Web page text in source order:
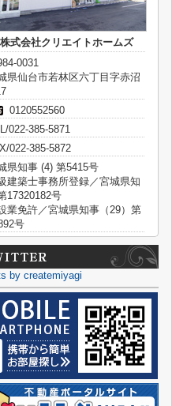
株式会社クリエイトホームズ
0031
県仙台市若林区六丁目字赤沼
0120552560
022-385-5871
022-385-5872
県知事 (4) 第5415号
建築士事務所登録／宮城県知
17320182号
業免許／宮城県知事（29）第
号
by createmiyagi